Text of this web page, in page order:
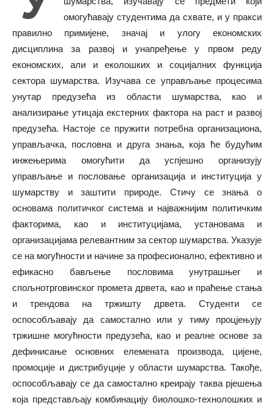
омогућавају студентима да схвате, и у пракси
правилно примијене, значај и улогу економских
дисциплина за развој и унапређење у првом реду
економских, али и еколошких и социјалних функција
сектора шумарства. Изучава се управљање процесима
унутар предузећа из области шумарства, као и
анализирање утицаја екстерних фактора на раст и развој
предузећа. Настоје се пружити потребна организациона,
управљачка, пословна и друга знања, која ће будућим
инжењерима омогућити да успјешно организују
управљање и пословање организација и институција у
шумарству и заштити природе. Стичу се знања о
основама политичког система и најважнијим политичким
факторима, као и институцијама, установама и
организацијама релевантним за сектор шумарства. Указује
се на могућности и начине за професионално, ефективно и
ефикасно бављење пословима унутрашњег и
спољнотрговинског промета дрвета, као и праћење стања
и трендова на тржишту дрвета. Студенти се
оспособљавају да самостално или у тиму процјењују
тржишне могућности предузећа, као и реалне основе за
дефинисање основних елемената производа, цијене,
промоције и дистрибуције у области шумарства. Такође,
оспособљавају се да самостално креирају таква рјешења
која представљају комбинацију биолошко-технолошких и